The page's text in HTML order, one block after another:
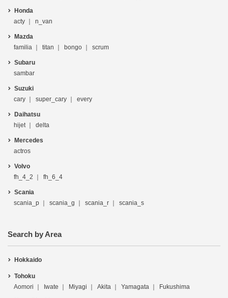
Honda
acty
n_van
Mazda
familia
titan bongo scrum
Subaru
sambar
Suzuki
cary
super_cary every
Daihatsu
hijet
delta
Mercedes
actros
Volvo
fh_4_2
fh_6_4
Scania
scania_p
scania_g scania_r scania_s
Search by Area
Hokkaido
Tohoku
Aomori
Iwate Miyagi Akita Yamagata Fukushima